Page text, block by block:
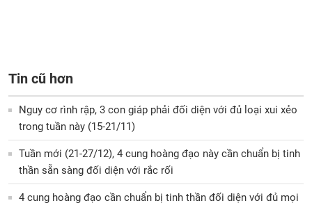
Tin cũ hơn
Nguy cơ rình rập, 3 con giáp phải đối diện với đủ loại xui xẻo
trong tuần này (15-21/11)
Tuần mới (21-27/12), 4 cung hoàng đạo này cần chuẩn bị tinh
thần sẵn sàng đối diện với rắc rối
4 cung hoàng đạo cần chuẩn bị tinh thần đối diện với đủ mọi